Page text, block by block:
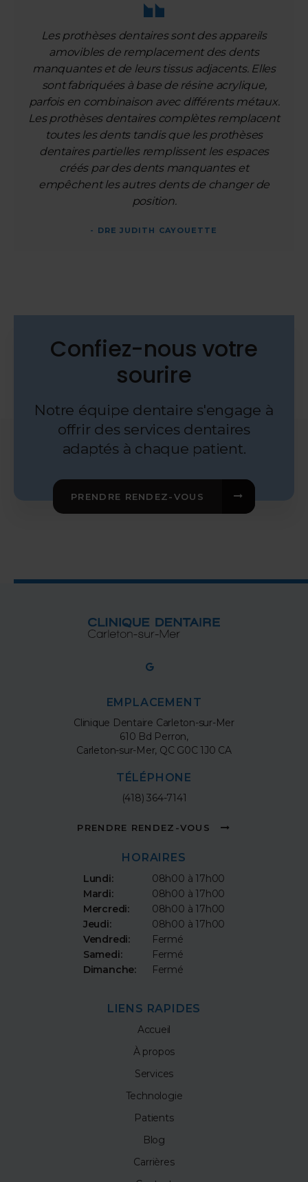
Les prothèses dentaires sont des appareils
amovibles de remplacement des dents
manquantes et de leurs tissus adjacents. Elles
sont fabriquées à base de résine acrylique,
parfois en combinaison avec différents métaux.
Les prothèses dentaires complètes remplacent
toutes les dents tandis que les prothèses
dentaires partielles remplissent les espaces
créés par des dents manquantes et
empêchent les autres dents de changer de
position.
- DRE JUDITH CAYOUETTE
Confiez-nous votre
sourire
Notre équipe dentaire s'engage à
offrir des services dentaires
adaptés à chaque patient.
PRENDRE RENDEZ-VOUS
EMPLACEMENT
Clinique Dentaire Carleton-sur-Mer
610 Bd Perron
Carleton-sur-Mer QC G0C 1J0 CA
TÉLÉPHONE
(418) 364-7141
PRENDRE RENDEZ-VOUS
HORAIRES
Lundi:
08h00 à 17h00
Mardi:
08h00 à 17h00
Mercredi:
08h00 à 17h00
Jeudi:
08h00 à 17h00
Vendredi:
Fermé
Samedi:
Fermé
Dimanche:
Fermé
LIENS RAPIDES
Accueil
À propos
Services
Technologie
Patients
Blog
Carrières